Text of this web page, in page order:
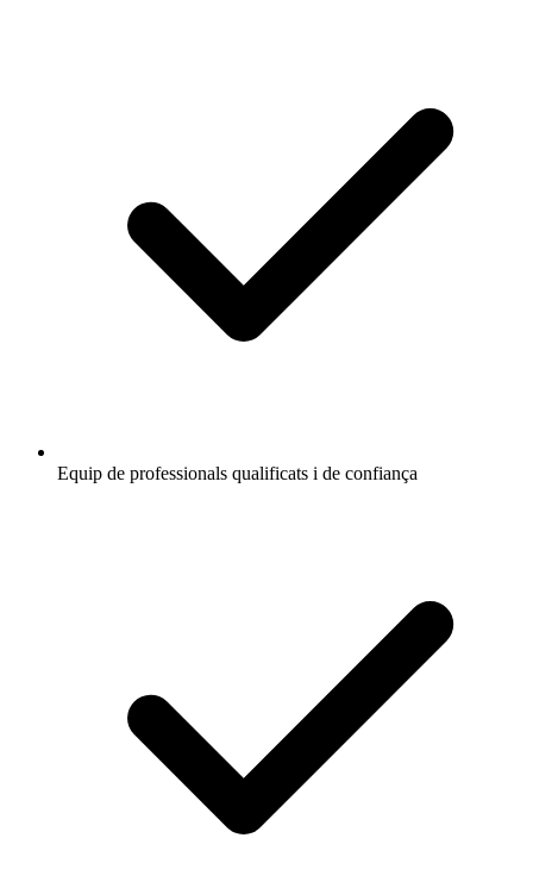
Equip de professionals qualificats i de confiança